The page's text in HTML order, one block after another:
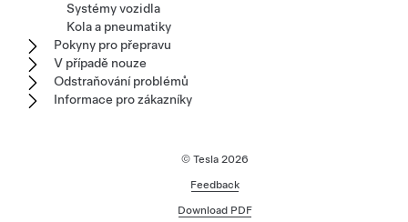
Systémy vozidla
Kola a pneumatiky
Pokyny pro přepravu
V případě nouze
Odstraňování problémů
Informace pro zákazníky
© Tesla 2026
Feedback
Download PDF